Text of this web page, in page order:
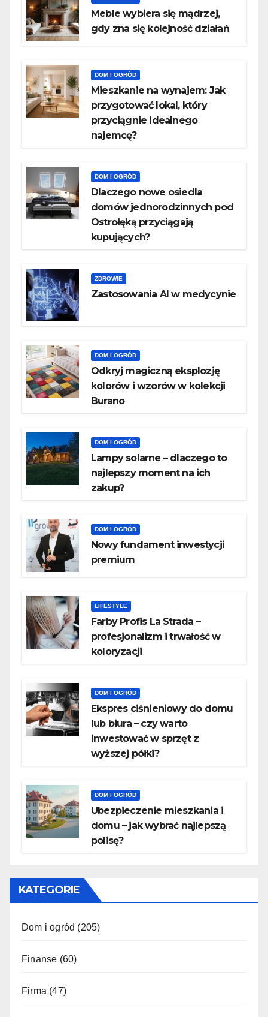
Meble wybiera się mądrzej,
gdy zna się kolejność działań
DOM I OGRÓD
Mieszkanie na wynajem: Jak
przygotować lokal, który
przyciągnie idealnego
najemcę?
DOM I OGRÓD
Dlaczego nowe osiedla
domów jednorodzinnych pod
Ostrołęką przyciągają
kupujących?
ZDROWIE
Zastosowania AI w medycynie
DOM I OGRÓD
Odkryj magiczną eksplozję
kolorów i wzorów w kolekcji
Burano
DOM I OGRÓD
Lampy solarne – dlaczego to
najlepszy moment na ich
zakup?
DOM I OGRÓD
Nowy fundament inwestycji
premium
LIFESTYLE
Farby Profis La Strada –
profesjonalizm i trwałość w
koloryzacji
DOM I OGRÓD
​Ekspres ciśnieniowy do domu
lub biura – czy warto
inwestować w sprzęt z
wyższej półki?
DOM I OGRÓD
Ubezpieczenie mieszkania i
domu – jak wybrać najlepszą
polisę?
KATEGORIE
Dom i ogród (205)
Finanse (60)
Firma (47)